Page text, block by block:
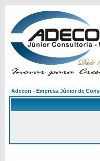
Adecon - Empresa Júnior de